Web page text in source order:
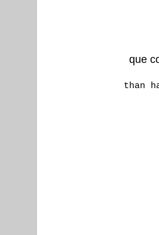
que
than